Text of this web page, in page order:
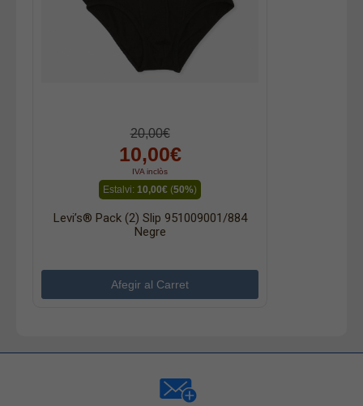
20,00€
10,00€
IVA inclòs
Estalvi: 10,00€ (50%)
Levi’s® Pack (2) Slip 951009001/884
Negre